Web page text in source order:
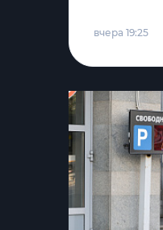
вчера 19:25